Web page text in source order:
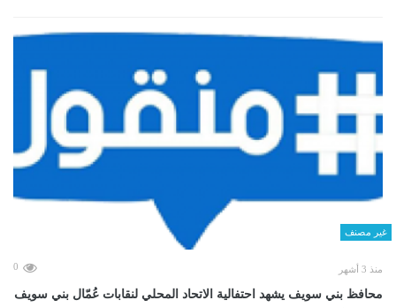
غير مصنف
منذ 3 أشهر 0
محافظ بني سويف يشهد احتفالية الاتحاد المحلي لنقابات عُمّال بني سويف